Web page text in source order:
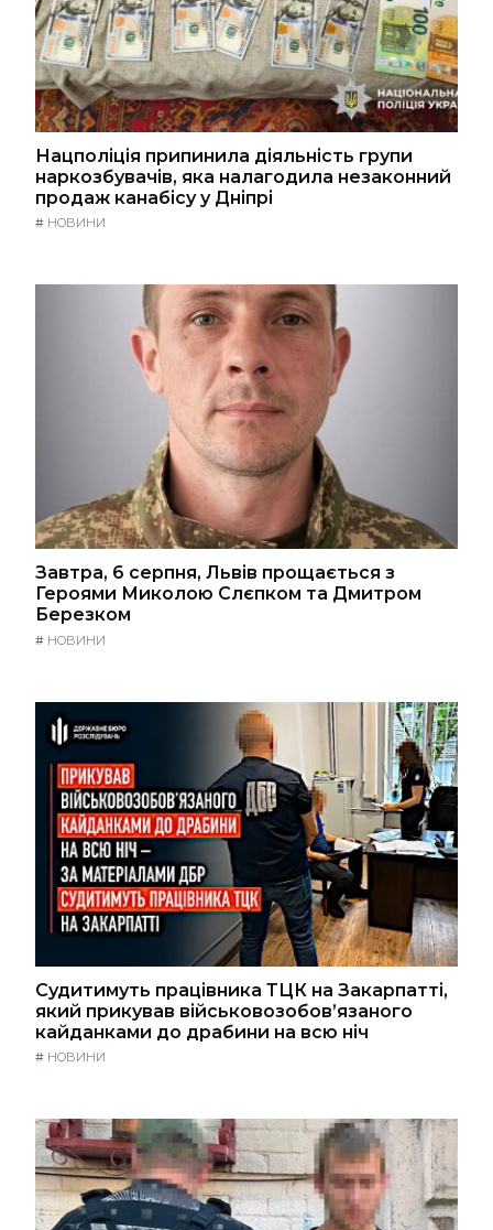
Нацполіція припинила діяльність групи
наркозбувачів, яка налагодила незаконний
продаж канабісу у Дніпрі
# НОВИНИ
Завтра, 6 серпня, Львів прощається з
Героями Миколою Слєпком та Дмитром
Березком
# НОВИНИ
Судитимуть працівника ТЦК на Закарпатті,
який прикував військовозобов’язаного
кайданками до драбини на всю ніч
# НОВИНИ